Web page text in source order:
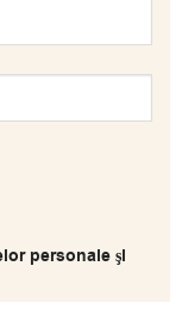
personale şi